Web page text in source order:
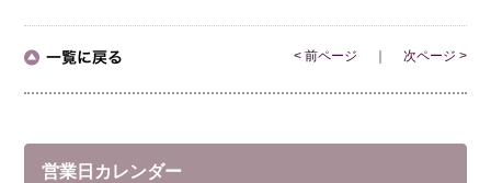
次ページ >
< 前ページ
営業日カレンダー